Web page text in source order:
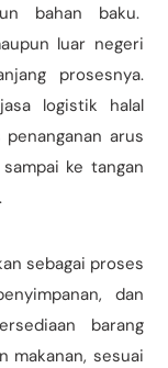
bahan baku.
luar negeri
prosesnya.
logistik halal
arus
ke tangan
sebagai proses
dan
barang
makanan, sesuai